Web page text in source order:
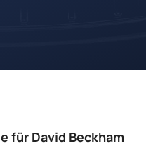
für David Beckham